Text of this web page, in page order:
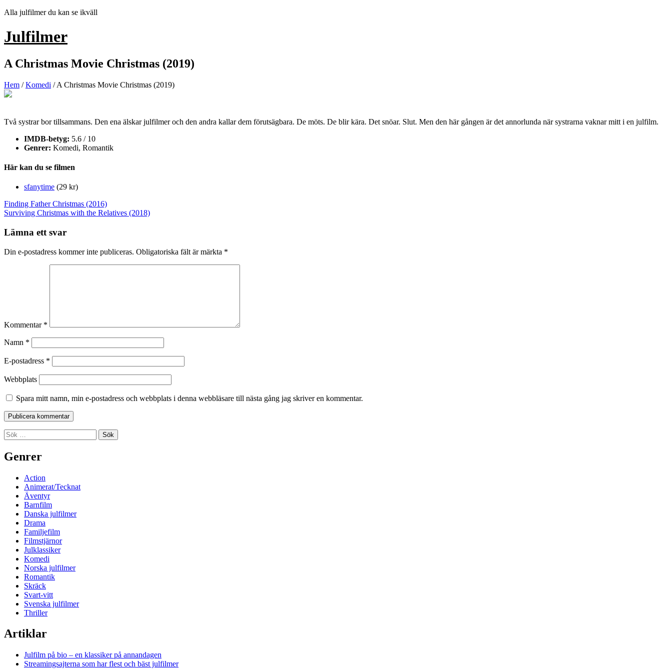
Hoppa
innehåll
Alla julfilmer du kan se ikväll
Julfilmer
A Christmas Movie Christmas (2019)
Hem /Komedi / A Christmas Movie Christmas (2019)
Två systrar bor tillsammans. Den ena älskar julfilmer och den andra kallar dem förutsägbara. De möts. De blir kära. Det snöar. Slut. Men den här gången är det annorlunda när systrarna vaknar mitt i en julfilm.
IMDB-betyg: 5.6 / 10
Genrer: Komedi, Romantik
Här kan du se filmen
sfanytime (29 kr)
Inläggsnavigering
Finding Father Christmas (2016)
Surviving Christmas with the Relatives (2018)
Lämna ett svar
Din e-postadress kommer inte publiceras. Obligatoriska fält är märkta *
Kommentar *
Namn *
E-postadress *
Webbplats
Spara mitt namn, min e-postadress och webbplats i denna webbläsare till nästa gång jag skriver en kommentar.
Sidopanel
Sök
efter:
Genrer
Action
Animerat/Tecknat
Äventyr
Barnfilm
Danska julfilmer
Drama
Familjefilm
Filmstjärnor
Julklassiker
Komedi
Norska julfilmer
Romantik
Skräck
Svart-vitt
Svenska julfilmer
Thriller
Artiklar
Julfilm på bio – en klassiker på annandagen
Streamingsajterna som har flest och bäst julfilmer